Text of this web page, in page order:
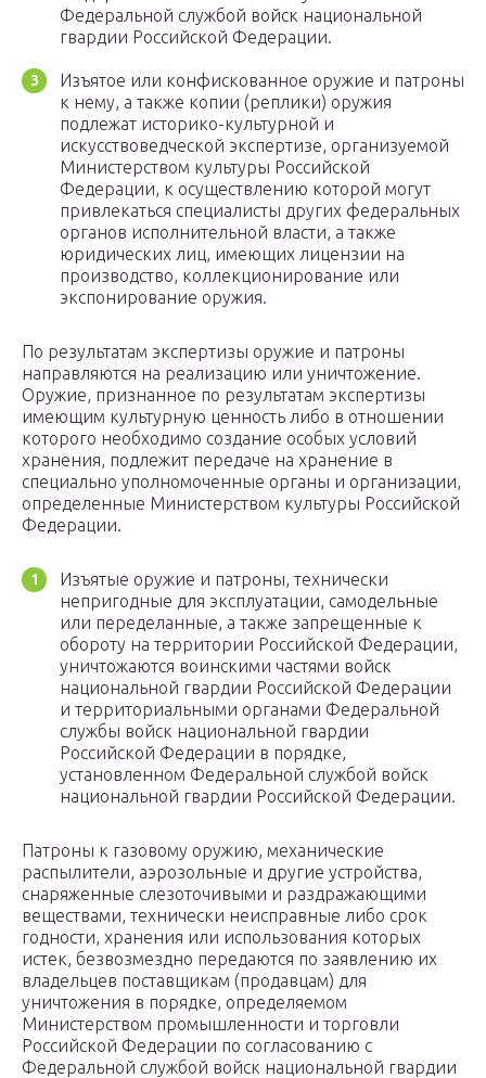
Федеральной службой войск национальной
гвардии Российской Федерации.
Изъятое или конфискованное оружие и патроны
к нему, а также копии (реплики) оружия
подлежат историко-культурной и
искусствоведческой экспертизе, организуемой
Министерством культуры Российской
Федерации, к осуществлению которой могут
привлекаться специалисты других федеральных
органов исполнительной власти, а также
юридических лиц, имеющих лицензии на
производство, коллекционирование или
экспонирование оружия.
По результатам экспертизы оружие и патроны
направляются на реализацию или уничтожение.
Оружие, признанное по результатам экспертизы
имеющим культурную ценность либо в отношении
которого необходимо создание особых условий
хранения, подлежит передаче на хранение в
специально уполномоченные органы и организации,
определенные Министерством культуры Российской
Федерации.
Изъятые оружие и патроны, технически
непригодные для эксплуатации, самодельные
или переделанные, а также запрещенные к
обороту на территории Российской Федерации,
уничтожаются воинскими частями войск
национальной гвардии Российской Федерации
и территориальными органами Федеральной
службы войск национальной гвардии
Российской Федерации в порядке,
установленном Федеральной службой войск
национальной гвардии Российской Федерации.
Патроны к газовому оружию, механические
распылители, аэрозольные и другие устройства,
снаряженные слезоточивыми и раздражающими
веществами, технически неисправные либо срок
годности, хранения или использования которых
истек, безвозмездно передаются по заявлению их
владельцев поставщикам (продавцам) для
уничтожения в порядке, определяемом
Министерством промышленности и торговли
Российской Федерации по согласованию с
Федеральной службой войск национальной гвардии